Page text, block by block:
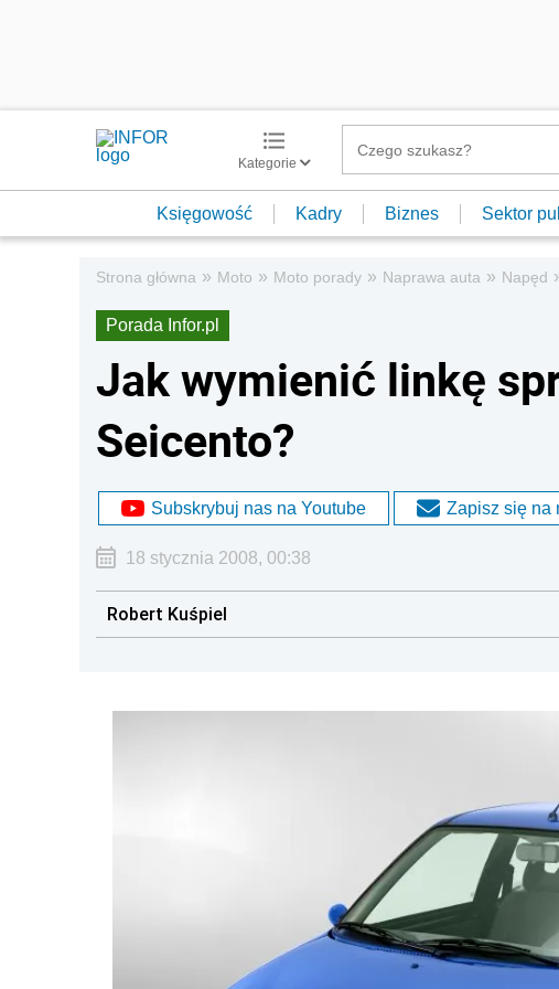
Kategorie
Księgowość Kadry Biznes Sektor
Strona główna » Moto » Moto porady » Naprawa auta » Napęd
Porada Infor.pl
Jak wymienić linkę
Seicento?
Subskrybuj nas na Youtube Zapisz się na
18 stycznia 2008, 00:38
Robert Kuśpiel